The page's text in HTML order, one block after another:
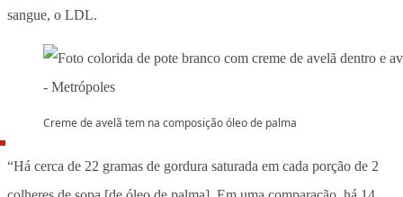
sangue, o LDL.
Creme de avelã tem na composição óleo de palma
“Há cerca de 22 gramas de gordura saturada em cada porção de 2